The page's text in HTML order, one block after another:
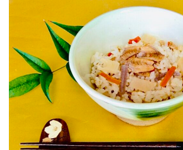
新発売
出雲いちじく玉ゼリー...
2025.6.16
カード情報が適切ではありません。「カード...